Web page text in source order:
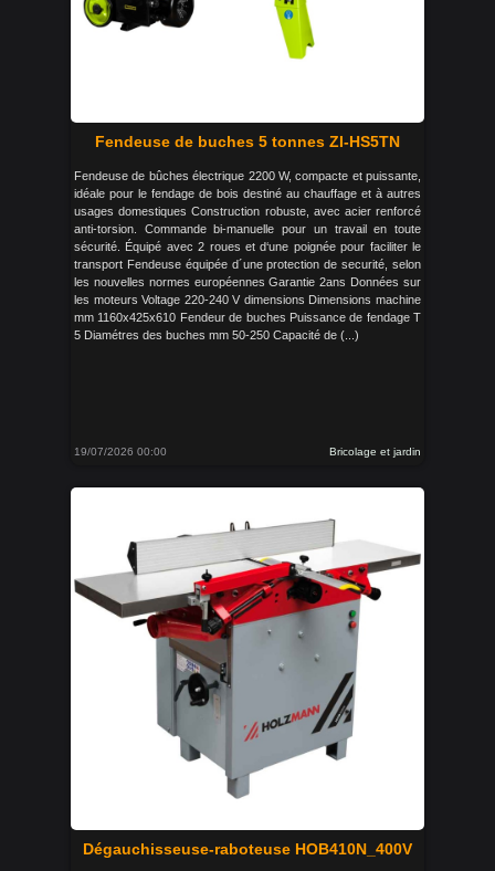
Fendeuse de buches 5 tonnes ZI-HS5TN
Fendeuse de bûches électrique 2200 W, compacte et puissante,
idéale pour le fendage de bois destiné au chauffage et à autres
usages domestiques Construction robuste, avec acier renforcé
anti-torsion. Commande bi-manuelle pour un travail en toute
sécurité. Équipé avec 2 roues et d‘une poignée pour faciliter le
transport Fendeuse équipée d´une protection de securité, selon
les nouvelles normes européennes Garantie 2ans Données sur
les moteurs Voltage 220-240 V dimensions Dimensions machine
mm 1160x425x610 Fendeur de buches Puissance de fendage T
5 Diamétres des buches mm 50-250 Capacité de (...)
19/07/2026 00:00 Bricolage et jardin
Dégauchisseuse-raboteuse HOB410N_400V